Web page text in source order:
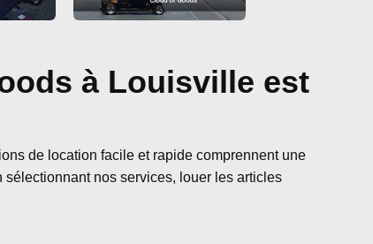
à Louisville est
de location facile et rapide comprennent une
sélectionnant nos services, louer les articles